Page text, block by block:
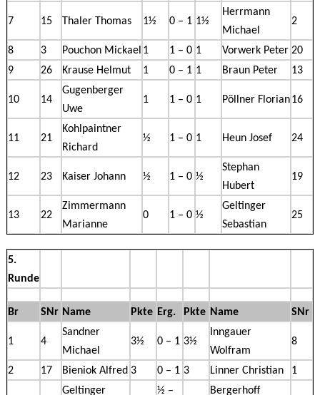
7 15 Thaler Thomas 1½ 0 – 1 1½
Herrmann
Michael
2
8 3 Pouchon Mickael 1 1 – 0 1 Vorwerk Peter 20
9
26 Krause Helmut 1 0 – 1 1 Braun Peter 13
10 14
Gugenberger
Uwe
1 1 – 0 1 Pöllner Florian16
11 21
Kohlpaintner
Richard
½ 1 – 0 1 Heun Josef 24
12 23 Kaiser Johann ½ 1 – 0 ½
Stephan
Hubert
19
13 22
Zimmermann
Marianne
0 1 – 0 ½
Geltinger
Sebastian
25
5.
Runde
Br SNr Name Pkte Erg. Pkte Name SNr
1 4
Sandner
Michael
3½ 0 – 1 3½
Inngauer
Wolfram
8
2 17 Bieniok Alfred 3 0 – 1 3 Linner Christian 1
Geltinger
½ –
Bergerhoff